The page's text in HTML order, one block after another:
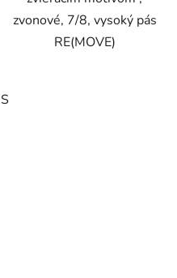
zvonové, 7/8, vysoký pás
RE(MOVE)
S